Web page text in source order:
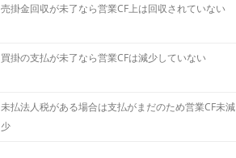
売掛金回収が未了なら営業CF上は回収されていない
買掛の支払が未了なら営業CFは減少していない
未払法人税がある場合は支払がまだのため営業CF未減
少